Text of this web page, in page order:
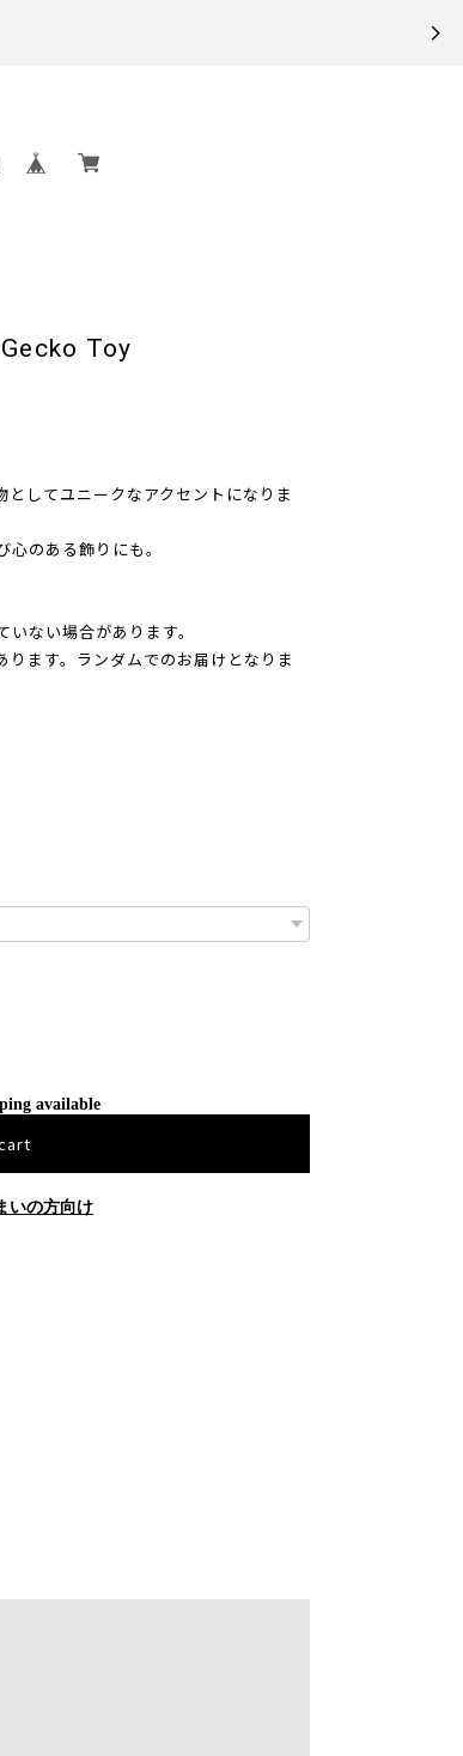
Toy
してユニークなアクセントになりま
のある飾りにも。
ない場合があります。
ます。ランダムでのお届けとなりま
available
いの方向け